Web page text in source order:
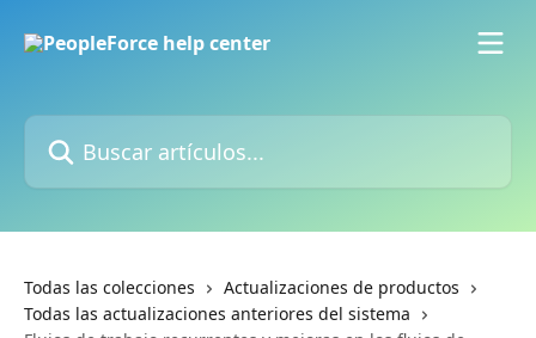
Buscar artículos...
Todas las colecciones
Actualizaciones de productos
Todas las actualizaciones anteriores del sistema